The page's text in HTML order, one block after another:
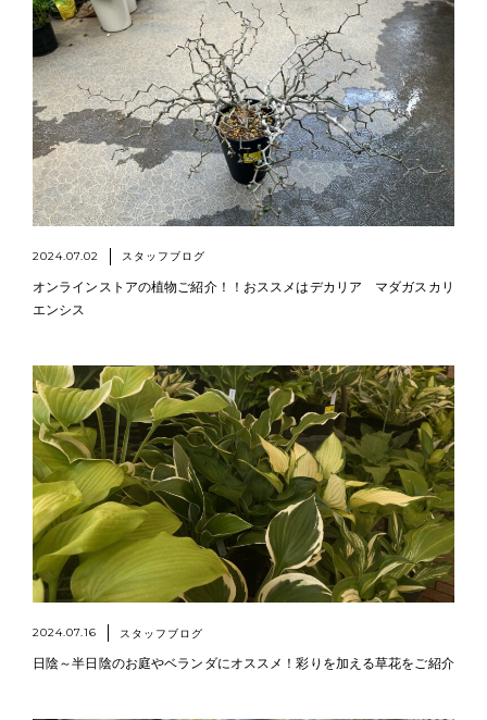
2024.07.02 スタッフブログ
オンラインストアの植物ご紹介！！おススメはデカリア マダガスカリ
エンシス
2024.07.16 スタッフブログ
日陰～半日陰のお庭やベランダにオススメ！彩りを加える草花をご紹介